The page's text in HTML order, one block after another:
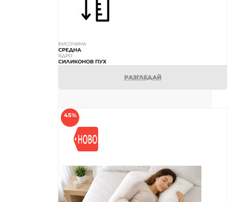
ВИСОЧИНА
СРЕДНА
ЯДРО
СИЛИКОНОВ ПУХ
РАЗГЛЕДАЙ
45%